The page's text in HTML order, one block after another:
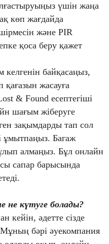
үшін жаңа
көп жағдайда
және PIR
қоса беру қажет
келгенін байқасаңыз,
қағазын жасауға
& Found есептегіші
шағым жіберуге
зақымдарды тап сол
ұмытпаңыз. Багаж
алмаңыз. Бұл онлайн
сапар барысында
не күтуге болады?
кейін, әдетте сізде
бәрі әуекомпания